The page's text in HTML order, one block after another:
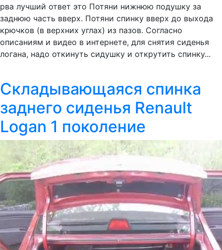
рва лучший ответ это Потяни нижнюю подушку за
заднюю часть вверх. Потяни спинку вверх до выхода
крючков (в верхних углах) из пазов. Согласно
описаниям и видео в интернете, для снятия сиденья
логана, надо откинуть сидушку и открутить спинку...
Складывающаяся спинка
заднего сиденья Renault
Logan 1 поколение